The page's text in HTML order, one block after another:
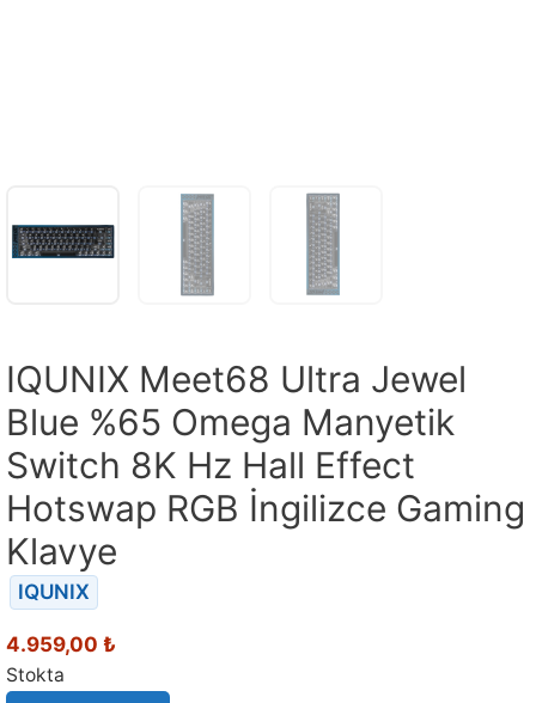
IQUNIX Meet68 Ultra Jewel
Blue %65 Omega Manyetik
Switch 8K Hz Hall Effect
Hotswap RGB İngilizce Gaming
Klavye
IQUNIX
4.959,00 ₺
Stokta